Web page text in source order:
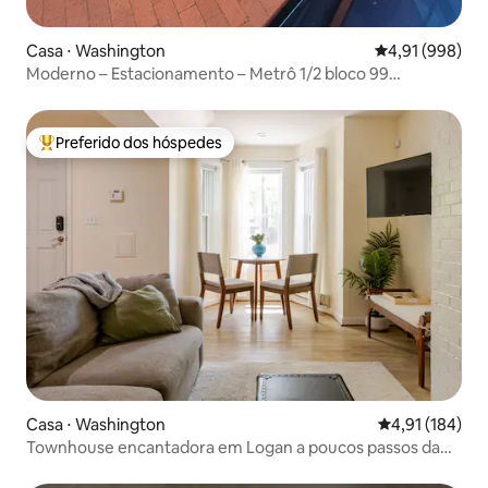
Casa ⋅ Washington 4,91 de uma
4,91 (998)
Moderno – Estacionamento – Metrô 1/2 bloco 99
Entre os melhores preferidos dos hóspedes
Preferido dos hóspedes
Casa ⋅ Washington 4,91 de uma
4,91 (184)
Townhouse encantadora em Logan a poucos passos da